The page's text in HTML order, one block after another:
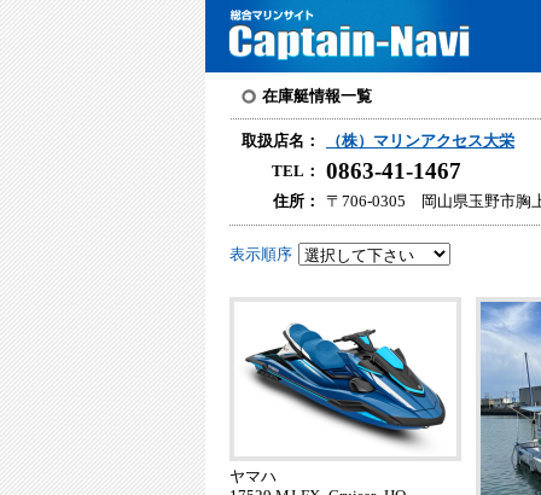
在庫艇情報一覧
取扱店名：
（株）マリンアクセス大栄
TEL：
0863-41-1467
住所： 〒706-0305 岡山県玉野市胸
表示順序
ヤマハ